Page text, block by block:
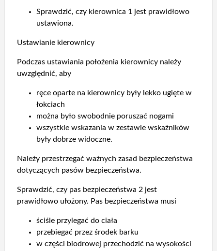
Sprawdzić, czy kierownica 1 jest prawidłowo
ustawiona.
Ustawianie kierownicy
Podczas ustawiania położenia kierownicy należy
uwzględnić, aby
ręce oparte na kierownicy były lekko ugięte w
łokciach
można było swobodnie poruszać nogami
wszystkie wskazania w zestawie wskaźników
były dobrze widoczne.
Należy przestrzegać ważnych zasad bezpieczeństwa
dotyczących pasów bezpieczeństwa.
Sprawdzić, czy pas bezpieczeństwa 2 jest
prawidłowo ułożony. Pas bezpieczeństwa musi
ściśle przylegać do ciała
przebiegać przez środek barku
w części biodrowej przechodzić na wysokości